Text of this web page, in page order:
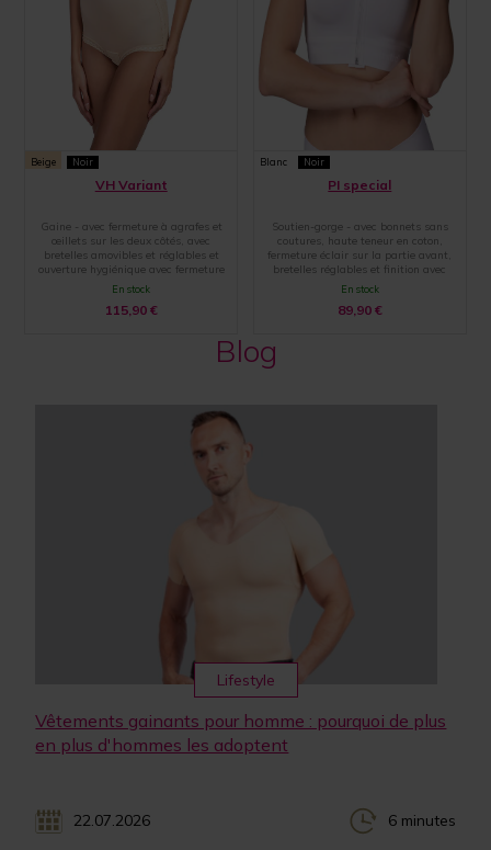
Beige Noir
VH Variant
Gaine - avec fermeture à agrafes et
œillets sur les deux côtés, avec
bretelles amovibles et réglables et
ouverture hygiénique avec fermeture
par agrafes et œillets
En stock
115,90 €
Blanc Noir
PI special
Soutien-gorge - avec bonnets sans
coutures, haute teneur en coton,
fermeture éclair sur la partie avant,
bretelles réglables et finition avec
une large bande élastique
En stock
89,90 €
Blog
Lifestyle
Vêtements gainants pour homme : pourquoi de plus
en plus d'hommes les adoptent
22.07.2026 6 minutes